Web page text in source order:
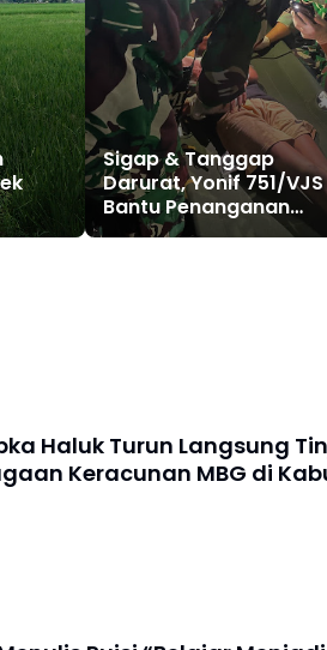
Sigap & Tanggap
Darurat, Yonif 751/VJS
Bantu Penanganan
Warga Diduga
Haluk Turun Langsung
Keracunan MBG di